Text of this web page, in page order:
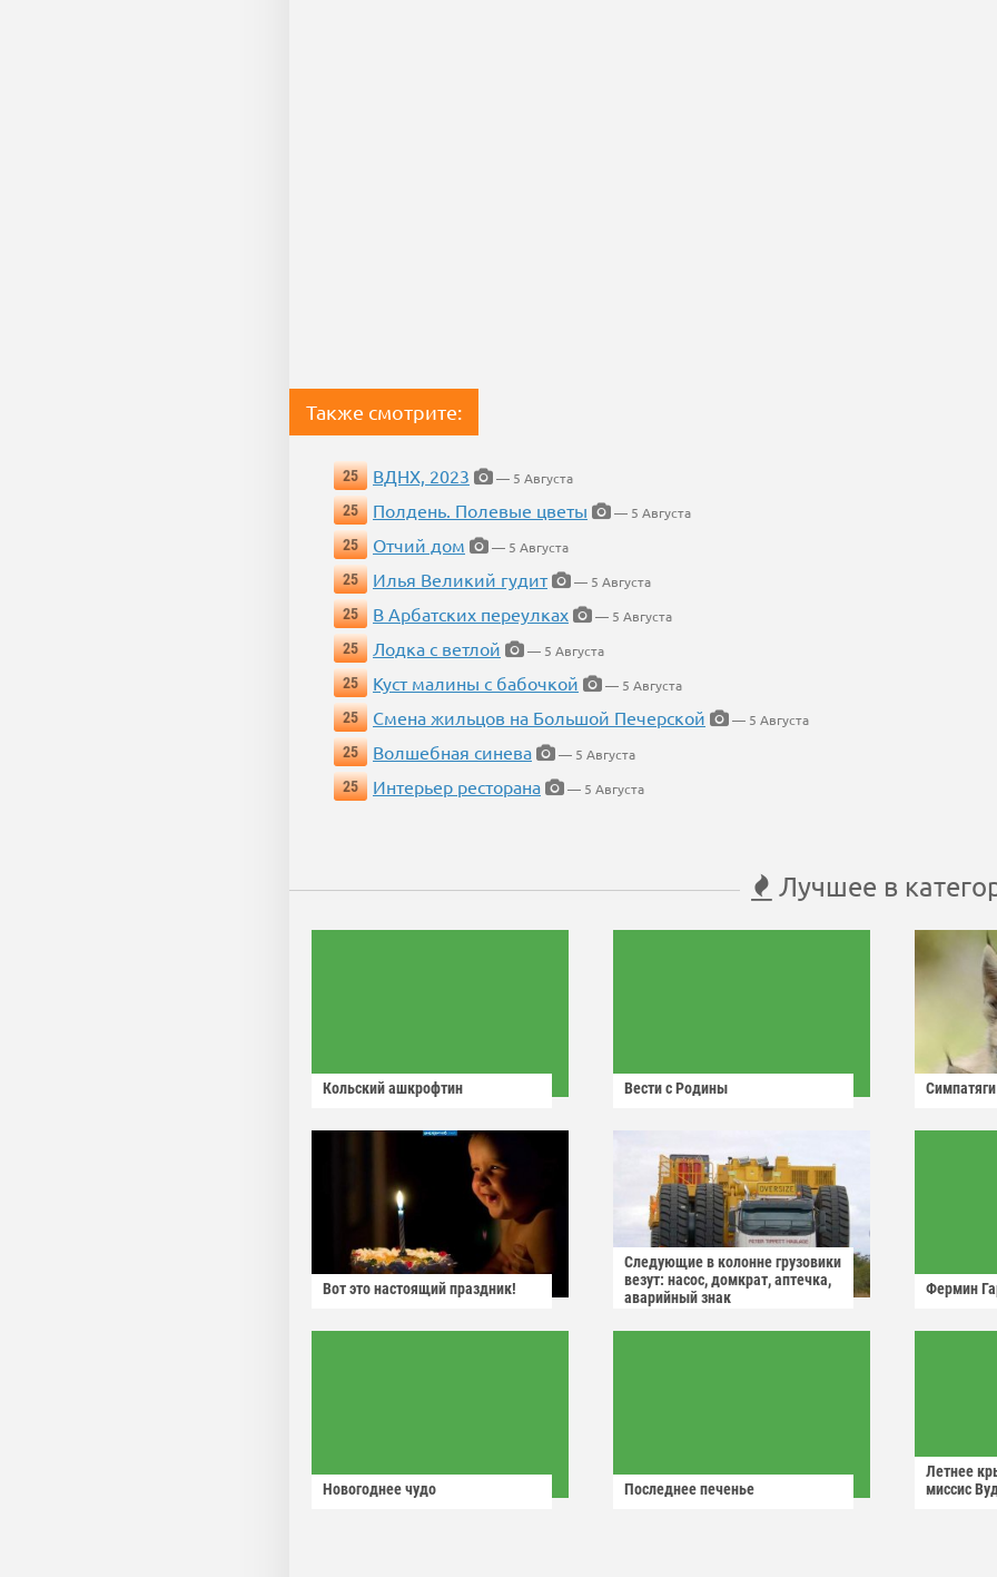
Также смотрите:
25 ВДНХ, 2023
— 5 Августа
25
Полдень. Полевые цветы
— 5 Августа
25
Отчий дом
— 5 Августа
25
Илья Великий гудит
— 5 Августа
25
В Арбатских переулках
— 5 Августа
25
Лодка с ветлой
— 5 Августа
25
Куст малины с бабочкой
— 5 Августа
25
Смена жильцов на Большой Печерской
— 5 Августа
25
Волшебная синева
— 5 Августа
25
Интерьер ресторана — 5 Августа
Лучшее в
Кольский ашкрофтин Вести с Родины Симпатяги
Вот это настоящий праздник!
Следующие в колонне грузовики
везут: насос, домкрат, аптечка,
аварийный знак
Фермин
Новогоднее чудо Последнее печенье
Летнее
миссис